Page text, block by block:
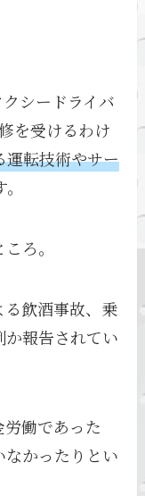
シードライバ
を受けるわけ
運転技術やサー
ろ。
飲酒事故、乗
報告されてい
働であった
なかったりとい